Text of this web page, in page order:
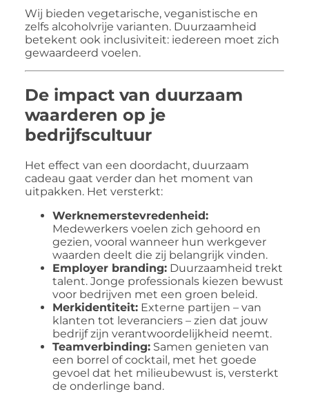
Wij bieden vegetarische, veganistische en
zelfs alcoholvrije varianten. Duurzaamheid
betekent ook inclusiviteit: iedereen moet zich
gewaardeerd voelen.
De impact van duurzaam
waarderen op je
bedrijfscultuur
Het effect van een doordacht, duurzaam
cadeau gaat verder dan het moment van
uitpakken. Het versterkt:
Werknemerstevredenheid:
Medewerkers voelen zich gehoord en
gezien, vooral wanneer hun werkgever
waarden deelt die zij belangrijk vinden.
Employer branding: Duurzaamheid trekt
talent. Jonge professionals kiezen bewust
voor bedrijven met een groen beleid.
Merkidentiteit: Externe partijen – van
klanten tot leveranciers – zien dat jouw
bedrijf zijn verantwoordelijkheid neemt.
Teamverbinding: Samen genieten van
een borrel of cocktail, met het goede
gevoel dat het milieubewust is, versterkt
de onderlinge band.